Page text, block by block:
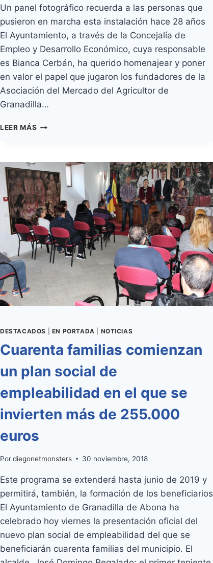
Un panel fotográfico recuerda a las personas que
pusieron en marcha esta instalación hace 28 años
El Ayuntamiento, a través de la Concejalía de
Empleo y Desarrollo Económico, cuya responsable
es Bianca Cerbán, ha querido homenajear y poner
en valor el papel que jugaron los fundadores de la
Asociación del Mercado del Agricultor de
Granadilla…
LEER MÁS EL
AGRICULTORES
Y
LOS
ARTESANOS
QUE
FUNDARON
EL
MERCADO
DEL
AGRICULTOR
DESTACADOS EN PORTADA NOTICIAS
Cuarenta familias comienzan
un plan social de
empleabilidad en el que se
invierten más de 255.000
euros
Pordiegonetmonsters 30 noviembre, 2018
Este programa se extenderá hasta junio de 2019 y
permitirá, también, la formación de los beneficiarios
El Ayuntamiento de Granadilla de Abona ha
celebrado hoy viernes la presentación oficial del
nuevo plan social de empleabilidad del que se
beneficiarán cuarenta familias del municipio. El